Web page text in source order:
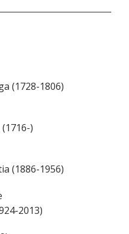
(1728-1806)
)
(1886-1956)
2013)